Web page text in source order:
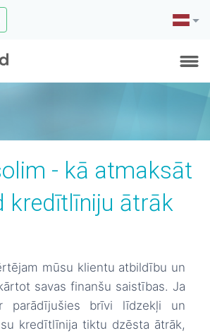
- kā atmaksāt
kredītlīniju ātrāk
mūsu klientu atbildību un
savas finanšu saistības. Ja
parādījušies brīvi līdzekļi un
kredītlīnija tiktu dzēsta ātrāk,